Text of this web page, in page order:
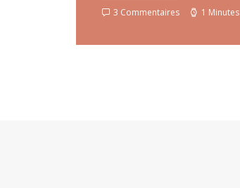
3 Commentaires 1 Minutes